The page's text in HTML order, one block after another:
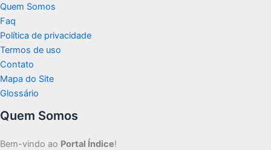
Quem Somos
Faq
Política de privacidade
Termos de uso
Contato
Mapa do Site
Glossário
Quem Somos
Bem-vindo ao Portal Índice!